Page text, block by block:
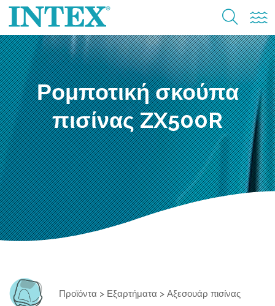
Ρομποτική σκούπα
πισίνας ZX500R
Προϊόντα > Εξαρτήματα > Αξεσουάρ πισίνας